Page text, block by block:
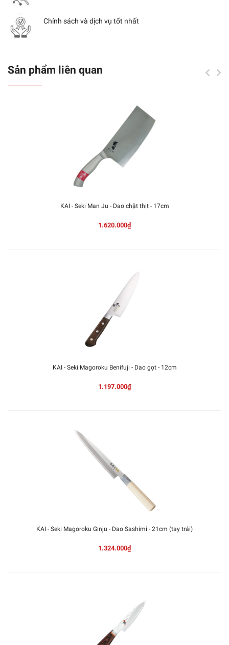
Chính sách và dịch vụ tốt nhất
Sản phẩm liên quan
KAI - Seki Man Ju - Dao chặt thịt - 17cm
1.620.000₫
KAI - Seki Magoroku Benifuji - Dao gọt - 12cm
1.197.000₫
KAI - Seki Magoroku Ginju - Dao Sashimi - 21cm (tay trái)
1.324.000₫